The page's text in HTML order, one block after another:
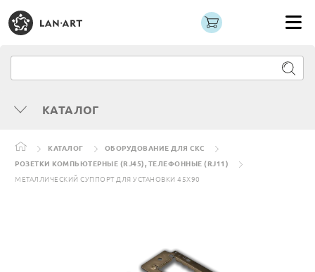
КАТАЛОГ
КАТАЛОГ
ОБОРУДОВАНИЕ ДЛЯ СКС
РОЗЕТКИ КОМПЬЮТЕРНЫЕ (RJ45), ТЕЛЕФОННЫЕ (RJ11)
МЕТАЛЛИЧЕСКИЙ СУППОРТ ДЛЯ УСТАНОВКИ 45Х90